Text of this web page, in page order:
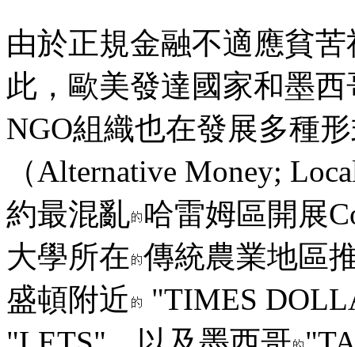
由於正規金融不適應貧
此，歐美發達國家和墨
NGO組織也在發展多種
（Alternative Money;
約最混亂 哈雷姆區開展
大學所在 傳統農業地區
盛頓附近
"TIMES